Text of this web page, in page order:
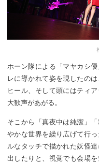
ホーン隊による「マヤカシ
レに導かれて姿を現したの
ヒール、そして頭にはティ
大歓声があがる。
そこから「真夜中は純潔」
やかな世界を繰り広げて行
ルなタッチで描かれた妖怪
出したりと、視覚でも会場